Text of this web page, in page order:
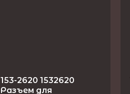
153-2620 1532620
Разъем для